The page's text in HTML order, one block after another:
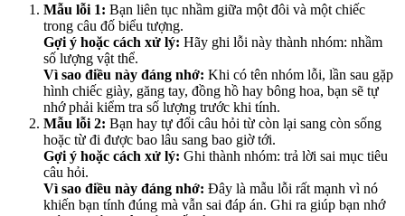
Mẫu lỗi 1: Bạn liên tục nhầm giữa một đôi và một chiếc
trong câu đố biểu tượng.
Gợi ý hoặc cách xử lý: Hãy ghi lỗi này thành nhóm: nhầm
số lượng vật thể.
Vì sao điều này đáng nhớ: Khi có tên nhóm lỗi, lần sau gặp
hình chiếc giày, găng tay, đồng hồ hay bông hoa, bạn sẽ tự
nhớ phải kiểm tra số lượng trước khi tính.
Mẫu lỗi 2: Bạn hay tự đổi câu hỏi từ còn lại sang còn sống
hoặc từ đi được bao lâu sang bao giờ tới.
Gợi ý hoặc cách xử lý: Ghi thành nhóm: trả lời sai mục tiêu
câu hỏi.
Vì sao điều này đáng nhớ: Đây là mẫu lỗi rất mạnh vì nó
khiến bạn tính đúng mà vẫn sai đáp án. Ghi ra giúp bạn nhớ